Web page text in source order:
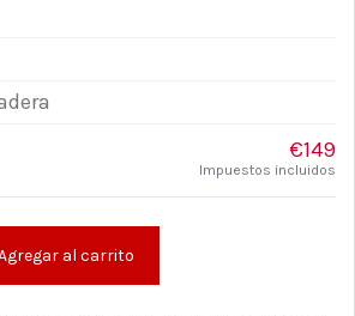
€149
Impuestos incluidos
al carrito